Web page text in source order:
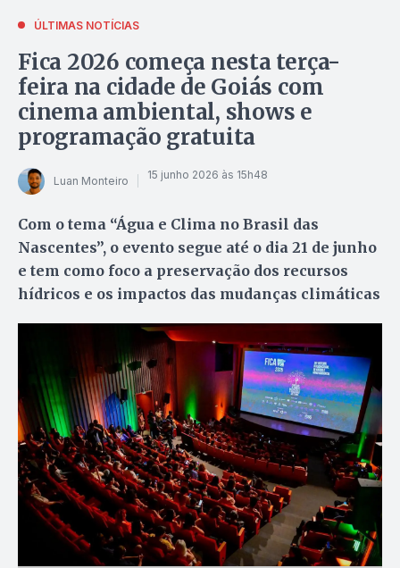
ÚLTIMAS NOTÍCIAS
Fica 2026 começa nesta terça-
feira na cidade de Goiás com
cinema ambiental, shows e
programação gratuita
Luan Monteiro 15 junho 2026 às 15h48
Com o tema “Água e Clima no Brasil das
Nascentes”, o evento segue até o dia 21 de junho
e tem como foco a preservação dos recursos
hídricos e os impactos das mudanças climáticas